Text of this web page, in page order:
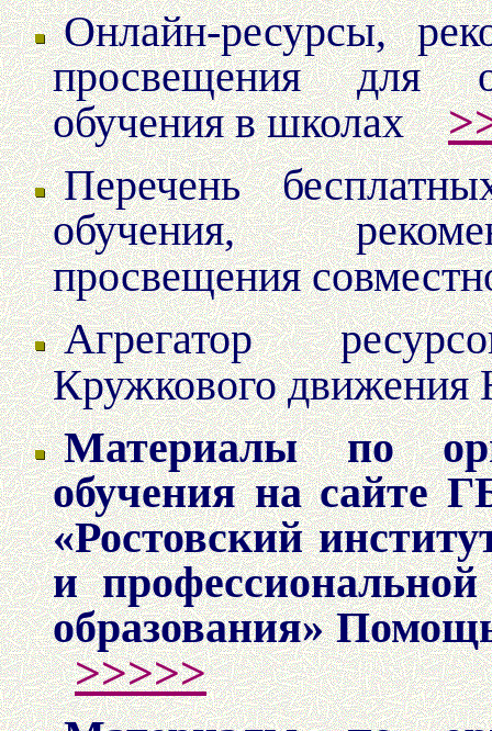
Онлайн-ресурсы,
просвещения для
обучения в школах
Перечень
обучения,
просвещения
Агрегатор
Кружкового
Материалы по
обучения на сайте
«Ростовский
и профессиональной
образования»
>>>>>